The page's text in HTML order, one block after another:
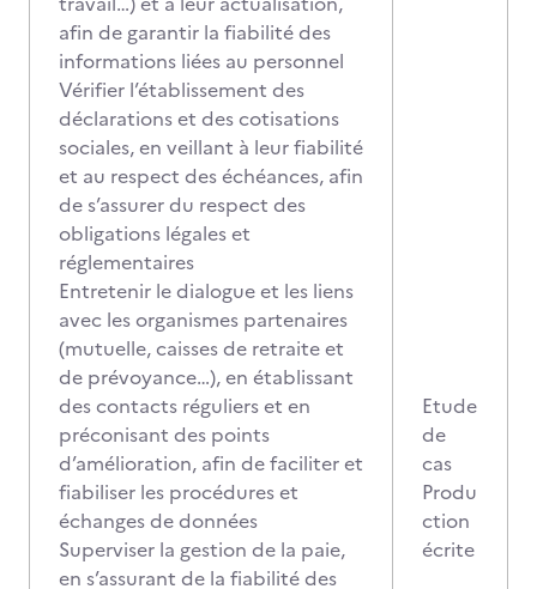
afin de garantir la fiabilité des
informations liées au personnel
Vérifier l’établissement des
déclarations et des cotisations
sociales, en veillant à leur fiabilité
et au respect des échéances, afin
de s’assurer du respect des
obligations légales et
réglementaires
Entretenir le dialogue et les liens
avec les organismes partenaires
(mutuelle, caisses de retraite et
de prévoyance…), en établissant
des contacts réguliers et en
préconisant des points
d’amélioration, afin de faciliter et
fiabiliser les procédures et
échanges de données
Superviser la gestion de la paie,
en s’assurant de la fiabilité des
Etude
de
cas
Produ
ction
écrite